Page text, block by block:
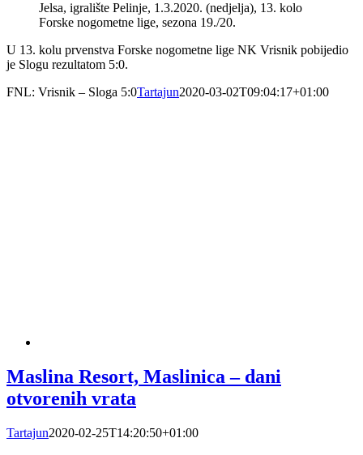
Jelsa, igralište Pelinje, 1.3.2020. (nedjelja), 13. kolo
Forske nogometne lige, sezona 19./20.
U 13. kolu prvenstva Forske nogometne lige NK Vrisnik pobijedio
je Slogu rezultatom 5:0.
FNL: Vrisnik – Sloga 5:0Tartajun2020-03-02T09:04:17+01:00
Maslina Resort, Maslinica – dani
otvorenih vrata
Tartajun2020-02-25T14:20:50+01:00